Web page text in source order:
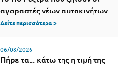
αγοραστές νέων αυτοκινήτων
Δείτε περισσότερα >
06/08/2026
Πήρε τα... κάτω της η τιμή της